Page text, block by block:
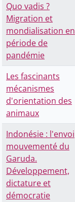
Quo vadis ?
Migration et
mondialisation en
période de
pandémie
Les fascinants
mécanismes
d'orientation des
animaux
Indonésie : l'envoi
mouvementé du
Garuda.
Développement,
dictature et
démocratie